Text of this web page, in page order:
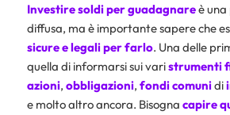
Investire soldi per guadagnareè una
diffusa, ma è importante sapere che
sicure e legali per farlo. Una delle
quella di informarsi sui varistrumenti
azioni, obbligazioni, fondicomunidi
e molto altro ancora. Bisogna capire